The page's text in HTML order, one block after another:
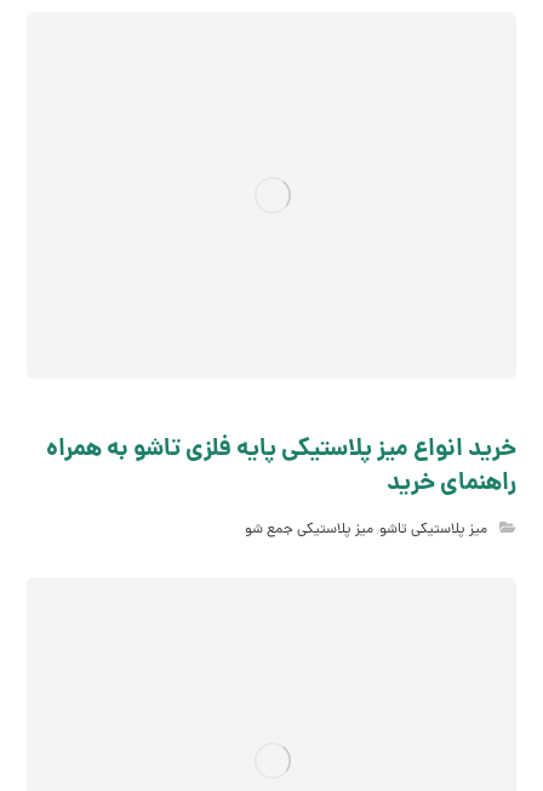
خرید انواع میز پلاستیکی پایه فلزی تاشو به همراه
راهنمای خرید
میز پلاستیکی تاشو,میز پلاستیکی جمع شو